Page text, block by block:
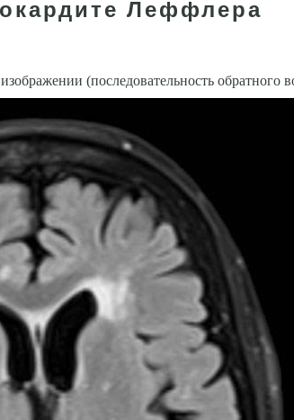
Леффлера
(последовательность обратного